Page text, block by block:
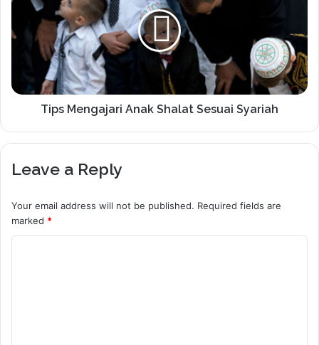
Tips Mengajari Anak Shalat Sesuai Syariah
Leave a Reply
Your email address will not be published. Required fields are
marked *